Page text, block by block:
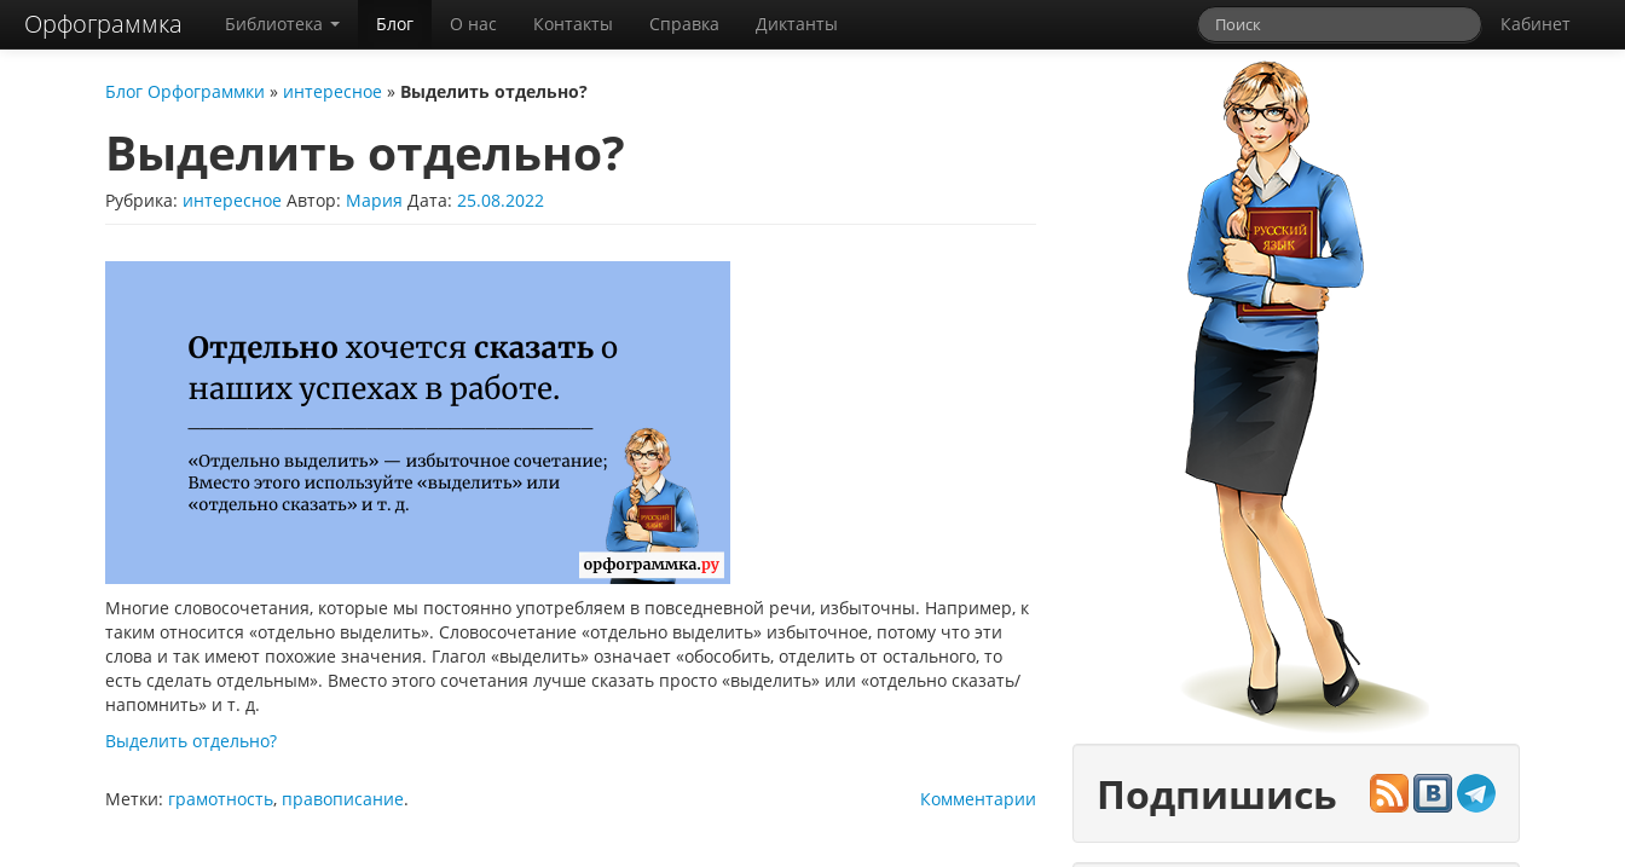
Орфограммка Кабинет
Библиотека Блог О нас Контакты Справка Диктанты
Блог Орфограммки » интересное » Выделить отдельно?
Выделить отдельно?
Рубрика: интересное Автор: Мария Дата: 25.08.2022
Многие словосочетания, которые мы постоянно употребляем в повседневной речи, избыточны. Например, к
таким относится «отдельно выделить». Словосочетание «отдельно выделить» избыточное, потому что эти
слова и так имеют похожие значения. Глагол «выделить» означает «обособить, отделить от остального, то
есть сделать отдельным». Вместо этого сочетания лучше сказать просто «выделить» или «отдельно сказать/
напомнить» и т. д.
Выделить отдельно?
Комментарии
Метки: грамотность, правописание. Подпишись